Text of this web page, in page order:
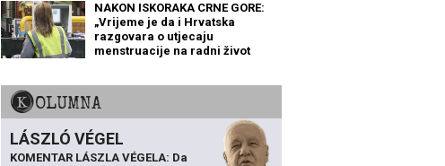
NAKON ISKORAKA CRNE GORE:
„Vrijeme je da i Hrvatska
razgovara o utjecaju
menstruacije na radni život
KOLUMNA
LÁSZLÓ VÉGEL
KOMENTAR LÁSZLA VÉGELA: Da